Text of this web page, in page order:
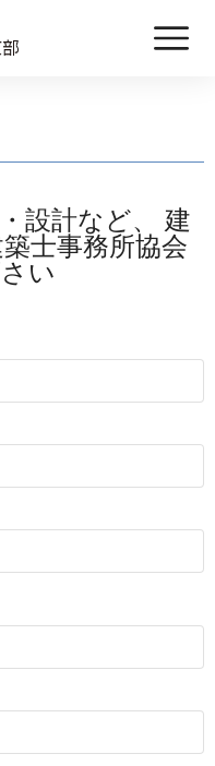
設計など、 建
士事務所協会
い